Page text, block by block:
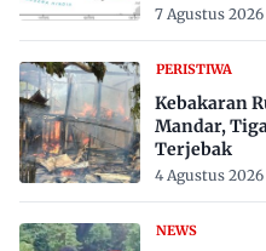
7 Agustus 2026
PERISTIWA
Kebakaran
Mandar,
Terjebak
4 Agustus 2026
NEWS